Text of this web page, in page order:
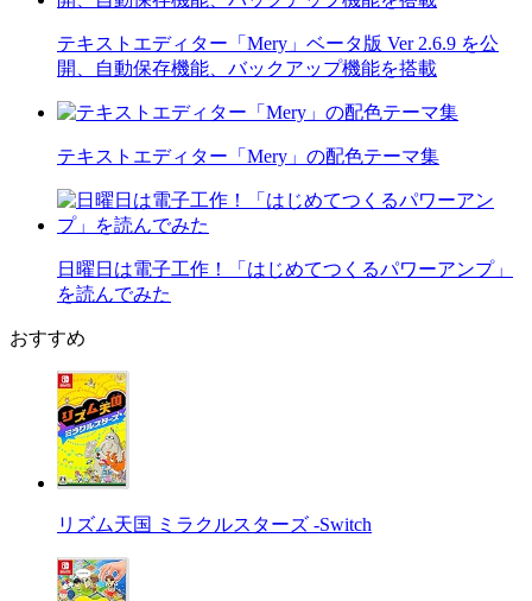
テキストエディター「Mery」ベータ版 Ver 2.6.9 を公
開、自動保存機能、バックアップ機能を搭載
テキストエディター「Mery」の配色テーマ集
日曜日は電子工作！「はじめてつくるパワーアンプ」
を読んでみた
おすすめ
リズム天国 ミラクルスターズ -Switch